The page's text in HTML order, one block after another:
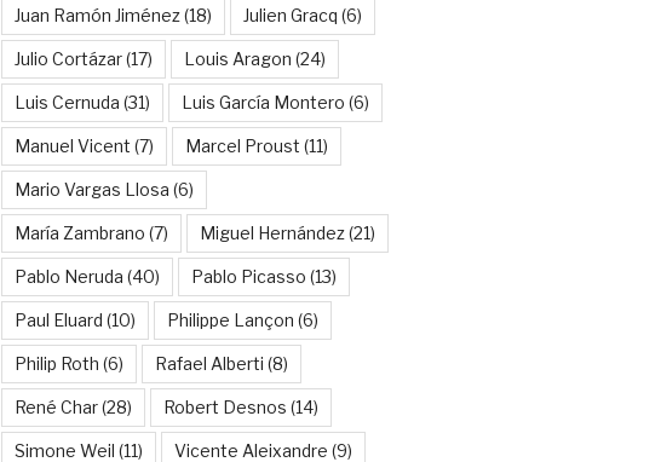
Juan Ramón Jiménez(18) Julien Gracq (6)
Julio Cortázar(17) Louis Aragon (24)
Luis Cernuda (31) Luis García Montero (6)
Manuel Vicent (7) Marcel Proust (11)
Mario Vargas Llosa (6)
María Zambrano (7) Miguel Hernández(21)
Pablo Neruda (40) Pablo Picasso (13)
Paul Eluard (10) Philippe Lançon (6)
Philip Roth (6) Rafael Alberti (8)
René Char(28) Robert Desnos (14)
Simone Weil (11) Vicente Aleixandre (9)